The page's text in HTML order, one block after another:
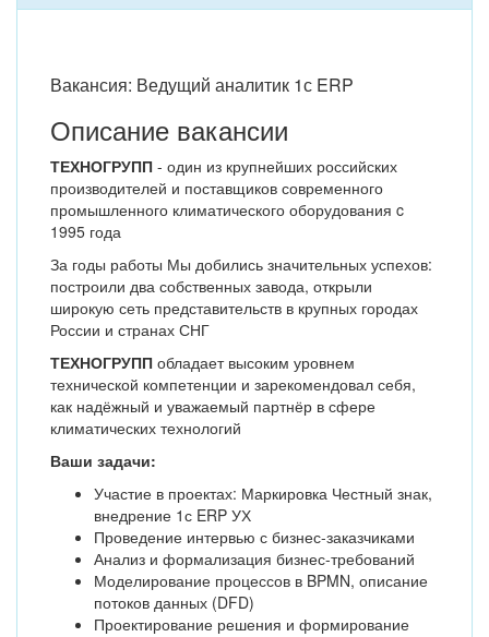
Вакансия: Ведущий аналитик 1с ERP
Описание вакансии
ТЕХНОГРУПП - один из крупнейших российских
производителей и поставщиков современного
промышленного климатического оборудования c
1995 года
За годы работы Мы добились значительных успехов:
построили два собственных завода, открыли
широкую сеть представительств в крупных городах
России и странах СНГ
ТЕХНОГРУПП обладает высоким уровнем
технической компетенции и зарекомендовал себя,
как надёжный и уважаемый партнёр в сфере
климатических технологий
Ваши задачи:
Участие в проектах: Маркировка Честный знак,
внедрение 1с ERP УХ
Проведение интервью с бизнес-заказчиками
Анализ и формализация бизнес-требований
Моделирование процессов в BPMN, описание
потоков данных (DFD)
Проектирование решения и формирование